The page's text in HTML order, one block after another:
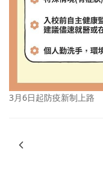
3月6日起防疫新制上路